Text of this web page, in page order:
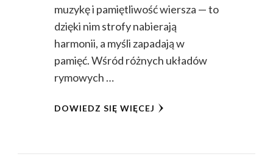
muzykę i pamiętliwość wiersza — to
dzięki nim strofy nabierają
harmonii, a myśli zapadają w
pamięć. Wśród różnych układów
rymowych …
DOWIEDZ SIĘ WIĘCEJ